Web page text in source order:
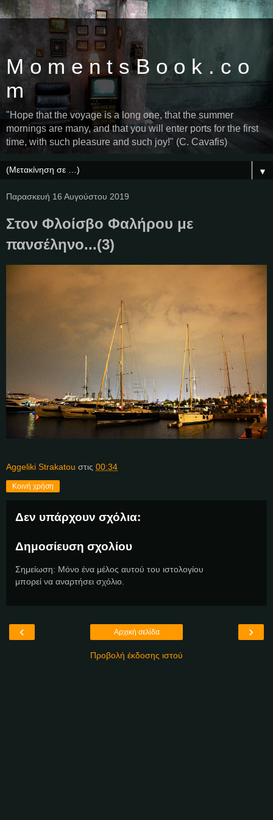
M o m e n t s B o o k . c o
m
"Hope that the voyage is a long one, that the summer
mornings are many, and that you will enter ports for the first
time, with such pleasure and such joy!" (C. Cavafis)
▼
Παρασκευή 16 Αυγούστου 2019
Στον Φλοίσβο Φαλήρου με
πανσέληνο...(3)
Aggeliki Strakatou στις 00:34
Κοινή χρήση
Δεν υπάρχουν σχόλια:
Δημοσίευση σχολίου
Σημείωση: Μόνο ένα μέλος αυτού του ιστολογίου
μπορεί να αναρτήσει σχόλιο.
‹ ›
Αρχική σελίδα
Προβολή έκδοσης ιστού